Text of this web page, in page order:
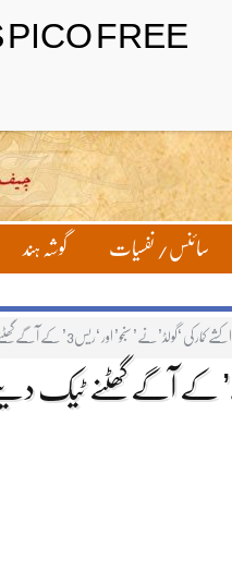
سائنس/ نفسیات گوشہ ہند
اکشے کمار کی ‘گولڈ’نے’ سنجو’ اور ‘ریس3’ کے آگے گھٹنے ٹیک دیئے